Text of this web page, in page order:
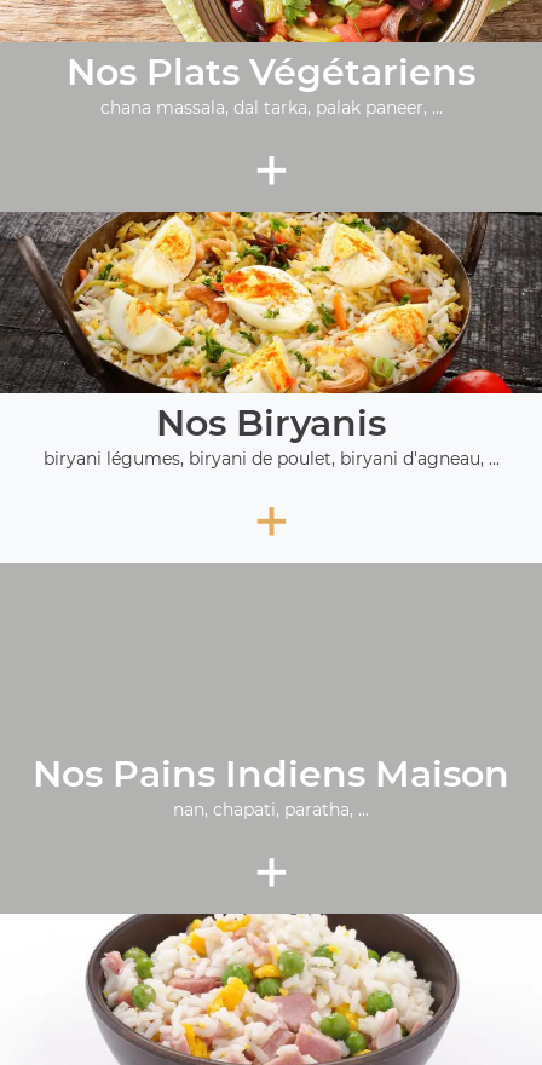
Nos Plats Végétariens
chana massala, dal tarka, palak paneer, ...
+
Nos Biryanis
biryani légumes, biryani de poulet, biryani d'agneau, ...
+
Nos Pains Indiens Maison
nan, chapati, paratha, ...
+